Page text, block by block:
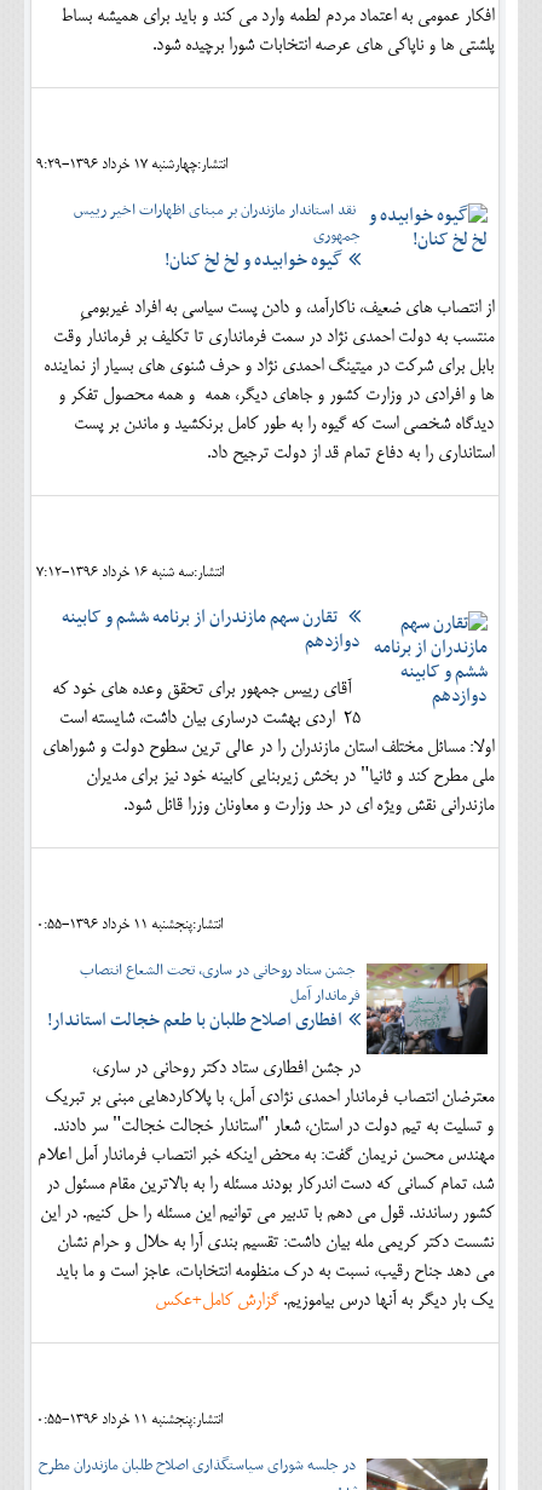
افکار عمومی به اعتماد مردم لطمه وارد می کند و باید برای همیشه بساط
پلشتی ها و ناپاکی های عرصه انتخابات شورا برچیده شود.
انتشار:چهارشنبه 17 خرداد 1396-9:29
نقد استاندار مازندران بر مبنای اظهارات اخیر رییس
جمهوری
گیوه خوابیده و لخ لخ کنان!
از انتصاب های ضعیف، ناکارآمد، و دادن پست سیاسی به افراد غیربومیِ
منتسب به دولت احمدی نژاد در سمت فرمانداری تا تکلیف بر فرماندار وقت
بابل برای شرکت در میتینگ احمدی نژاد و حرف شنوی های بسیار از نماینده
ها و افرادی در وزارت کشور و جاهای دیگر، همه و همه محصول تفکر و
دیدگاه شخصی است که گیوه را به طور کامل برنکشید و ماندن بر پست
استانداری را به دفاع تمام قد از دولت ترجیح داد.
انتشار:سه شنبه 16 خرداد 1396-7:12
تقارن سهم مازندران از برنامه ششم و کابینه
دوازدهم
آقای رییس جمهور برای تحقق وعده های خود که
25 اردی بهشت درساری بیان داشت، شایسته است
اولا: مسائل مختلف استان مازندران را در عالی ترین سطوح دولت و شوراهای
ملی مطرح کند و ثانیا" در بخش زیربنایی کابینه خود نیز برای مدیران
مازندرانی نقش ویژه ای در حد وزارت و معاونان وزرا قائل شود.
انتشار:پنجشنبه 11 خرداد 1396-0:55
جشن ستاد روحانی در ساری، تحت الشعاع انتصاب
فرماندار آمل
افطاری اصلاح طلبان با طعم خجالت استاندار!
در جشن افطاری ستاد دکتر روحانی در ساری،
معترضان انتصاب فرماندار احمدی نژادی آمل، با پلاکاردهایی مبنی بر تبریک
و تسلیت به تیم دولت در استان، شعار "استاندار خجالت خجالت" سر دادند.
مهندس محسن نریمان گفت: به محض اینکه خبر انتصاب فرماندار آمل اعلام
شد، تمام کسانی که دست اندرکار بودند مسئله را به بالاترین مقام مسئول در
کشور رساندند. قول می دهم با تدبیر می توانیم این مسئله را حل کنیم. در این
نشست دکتر کریمی مله بیان داشت: تقسیم بندی آرا به حلال و حرام نشان
می دهد جناح رقیب، نسبت به درک منظومه انتخابات، عاجز است و ما باید
یک بار دیگر به آنها درس بیاموزیم.گزارش کامل+عکس
انتشار:پنجشنبه 11 خرداد 1396-0:55
در جلسه شورای سیاستگذاری اصلاح طلبان مازندران مطرح